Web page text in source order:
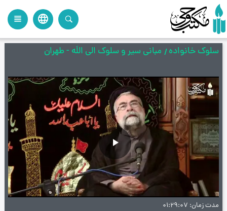
language
view_headline
سلوک خانواده مبانی سیر و سلوک الی اللَه - طهران
پخش
ویدیو
مدت زمان 01:29:07